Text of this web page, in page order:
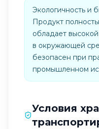
Экологичность и
Продукт
обладает
в окружающей
безопасен при
промышленном
Условия